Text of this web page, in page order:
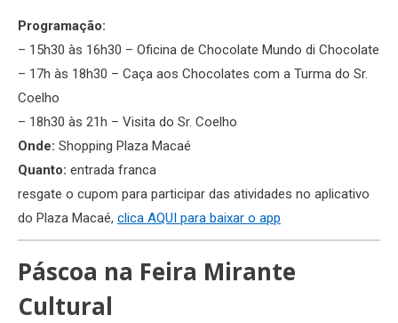
Programação:
– 15h30 às 16h30 – Oficina de Chocolate Mundo di Chocolate
– 17h às 18h30 – Caça aos Chocolates com a Turma do Sr.
Coelho
– 18h30 às 21h – Visita do Sr. Coelho
Onde: Shopping Plaza Macaé
Quanto: entrada franca
resgate o cupom para participar das atividades no aplicativo
do Plaza Macaé, clica AQUI para baixar o app
Páscoa na Feira Mirante
Cultural